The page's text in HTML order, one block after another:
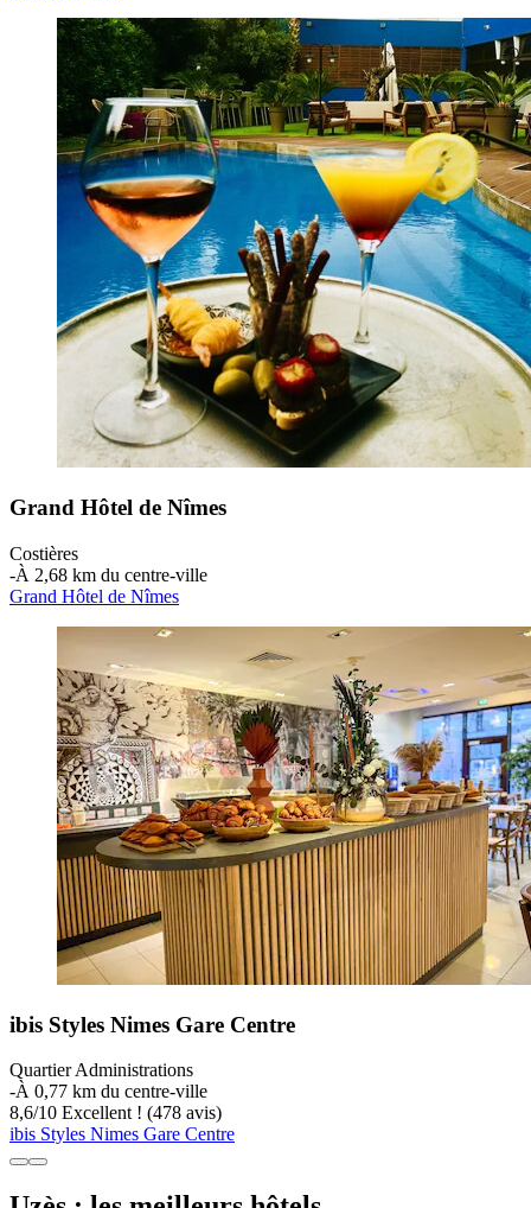
Grand Hôtel de Nîmes
Costières
‐À 2,68 km du centre-ville
Grand Hôtel de Nîmes
ibis Styles Nimes Gare Centre
Quartier Administrations
‐À 0,77 km du centre-ville
8,6/10 Excellent ! (478 avis)
ibis Styles Nimes Gare Centre